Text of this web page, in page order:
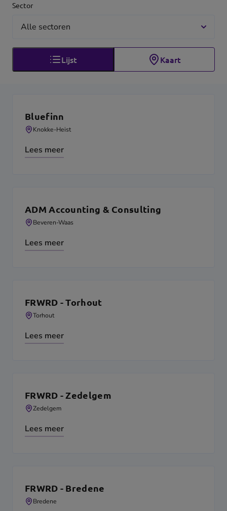
Sector
Lijst Kaart
Bluefinn
Knokke-Heist
Lees meer
ADM Accounting & Consulting
Beveren-Waas
Lees meer
FRWRD - Torhout
Torhout
Lees meer
FRWRD - Zedelgem
Zedelgem
Lees meer
FRWRD - Bredene
Bredene